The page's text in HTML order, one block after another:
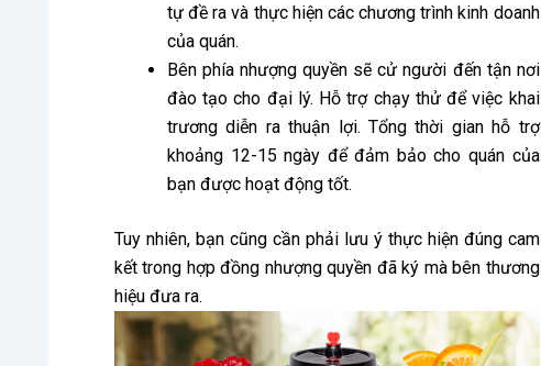
tự đề ra và thực hiện các chương trình kinh doanh
của quán.
Bên phía nhượng quyền sẽ cử người đến tận nơi
đào tạo cho đại lý. Hỗ trợ chạy thử để việc khai
trương diễn ra thuận lợi. Tổng thời gian hỗ trợ
khoảng 12-15 ngày để đảm bảo cho quán của
bạn được hoạt động tốt.
Tuy nhiên, bạn cũng cần phải lưu ý thực hiện đúng cam
kết trong hợp đồng nhượng quyền đã ký mà bên thương
hiệu đưa ra.